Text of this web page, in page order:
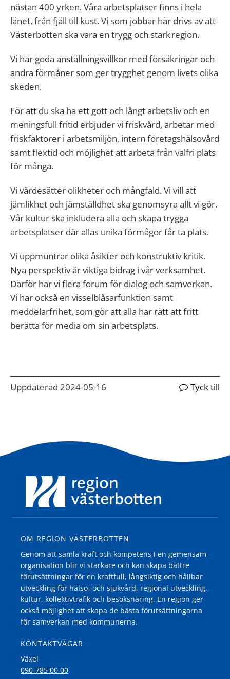
nästan 400 yrken. Våra arbetsplatser finns i hela
länet, från fjäll till kust. Vi som jobbar här drivs av att
Västerbotten ska vara en trygg och stark region.
Vi har goda anställningsvillkor med försäkringar och
andra förmåner som ger trygghet genom livets olika
skeden.
För att du ska ha ett gott och långt arbetsliv och en
meningsfull fritid erbjuder vi friskvård, arbetar med
friskfaktorer i arbetsmiljön, intern företagshälsovård
samt flextid och möjlighet att arbeta från valfri plats
för många.
Vi värdesätter olikheter och mångfald. Vi vill att
jämlikhet och jämställdhet ska genomsyra allt vi gör.
Vår kultur ska inkludera alla och skapa trygga
arbetsplatser där allas unika förmågor får ta plats.
Vi uppmuntrar olika åsikter och konstruktiv kritik.
Nya perspektiv är viktiga bidrag i vår verksamhet.
Därför har vi flera forum för dialog och samverkan.
Vi har också en visselblåsarfunktion samt
meddelarfrihet, som gör att alla har rätt att fritt
berätta för media om sin arbetsplats.
Uppdaterad 2024-05-16 Tyck till
OM REGION VÄSTERBOTTEN
Genom att samla kraft och kompetens i en gemensam
organisation blir vi starkare och kan skapa bättre
förutsättningar för en kraftfull, långsiktig och hållbar
utveckling för hälso- och sjukvård, regional utveckling,
kultur, kollektivtrafik och besöksnäring. En region ger
också möjlighet att skapa de bästa förutsättningarna
för samverkan med kommunerna.
KONTAKTVÄGAR
Växel
090-785 00 00